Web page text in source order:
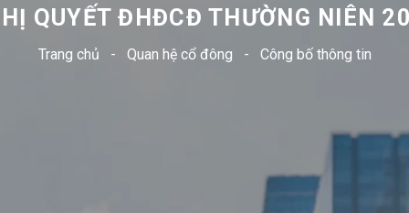
QUYẾT ĐHĐCĐ THƯỜNG NIÊN
Trang chủ - Quan hệ cổ đông - Công bố thông tin